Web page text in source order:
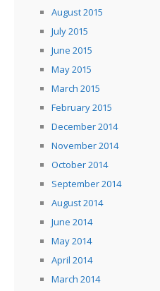
August 2015
July 2015
June 2015
May 2015
March 2015
February 2015
December 2014
November 2014
October 2014
September 2014
August 2014
June 2014
May 2014
April 2014
March 2014